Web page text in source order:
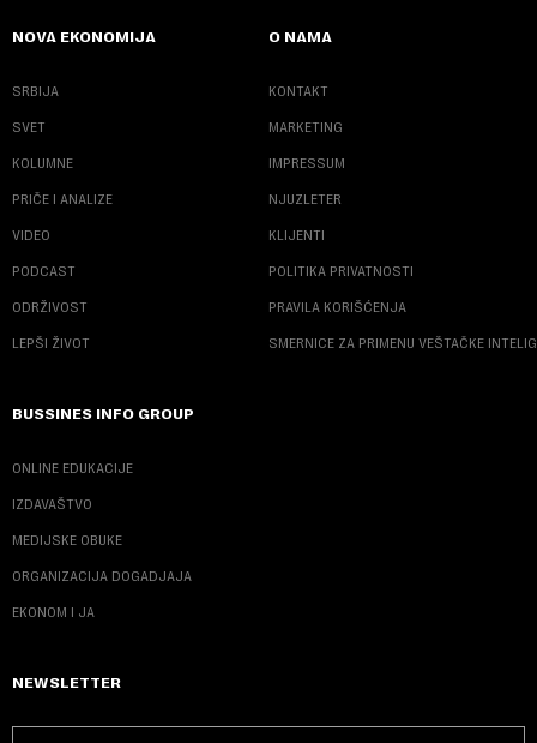
NOVA EKONOMIJA
SRBIJA
SVET
KOLUMNE
PRIČE I ANALIZE
VIDEO
PODCAST
ODRŽIVOST
LEPŠI ŽIVOT
O NAMA
KONTAKT
MARKETING
IMPRESSUM
NJUZLETER
KLIJENTI
POLITIKA PRIVATNOSTI
PRAVILA KORIŠĆENJA
SMERNICE ZA PRIMENU VEŠTAČKE
BUSSINES INFO GROUP
ONLINE EDUKACIJE
IZDAVAŠTVO
MEDIJSKE OBUKE
ORGANIZACIJA DOGADJAJA
EKONOM I JA
NEWSLETTER